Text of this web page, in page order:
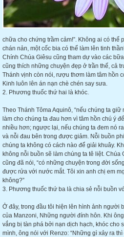
chữa cho chứng trầm cảm!”. Không ai có thể
chán nản, một cốc bia có thể làm lên tinh
Chính Chúa Giêsu cũng tham dự vào các
cũng thích những chuyện đẹp ở trần thế, cả
Thánh vịnh còn nói, rượu thơm làm tâm hồn
Kinh luôn lên án nạn chè chén say sưa.
2. Phương thuốc thứ hai là khóc.
Theo Thánh Tôma Aquinô, “nếu chúng ta
làm cho chúng ta đau hơn vì tâm hồn chú ý
nhiều hơn; ngược lại, nếu chúng ta đem nó
và nỗi đau bên trong được giảm. Nỗi buồn
chúng ta không có cách nào để giải khuây.
không nỗi buồn sẽ làm chúng ta tê liệt.
cũng đã nói, “có những chuyện trong đời
được rửa với nước mắt. Tôi xin anh chị em
không?”
3. Phương thuốc thứ ba là chia sẻ nỗi buồn
Ở đây, trong đầu tôi hiện lên hình ảnh người
của Manzoni, Những người đính hôn. Khi
vắng bị tàn phá bởi nạn dịch hạch, khóc cho
mình, ông nói với Renzo: “Những gì xảy ra